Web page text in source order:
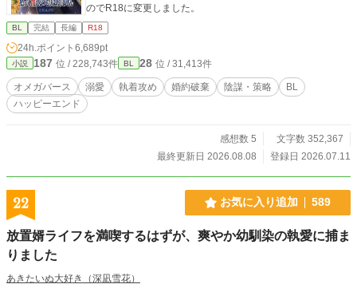
のでR18に変更しました。
BL 完結 長編 R18
24h.ポイント 6,689pt
小説 187 位 / 228,743件 BL 28 位 / 31,413件
オメガバース 溺愛 執着攻め 婚約破棄 陰謀・策略
BL
ハッピーエンド
感想数 5
文字数 352,367
最終更新日 2026.08.08
登録日 2026.07.11
22 お気に入り追加 589
放置婿ライフを満喫するはずが、爽やか幼馴染の執愛に捕ま
りました
あきたいぬ大好き（深凪雪花）